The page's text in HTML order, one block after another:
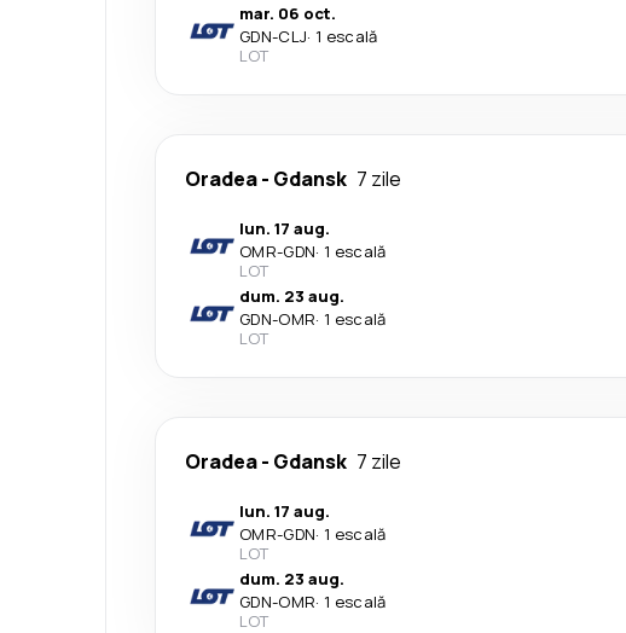
mar. 06 oct.
GDN-CLJ· 1 escală
LOT
Oradea- Gdansk 7 zile
lun. 17 aug.
OMR-GDN· 1 escală
LOT
dum. 23 aug.
GDN-OMR· 1 escală
LOT
Oradea- Gdansk 7 zile
lun. 17 aug.
OMR-GDN· 1 escală
LOT
dum. 23 aug.
GDN-OMR· 1 escală
LOT